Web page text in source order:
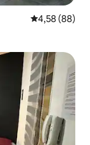
4,58 de uma
4,58 (88)